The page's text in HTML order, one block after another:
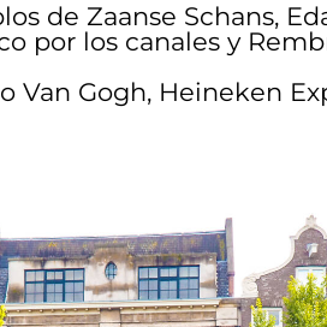
de Zaanse Schans,
por los canales y
Van Gogh, Heineken